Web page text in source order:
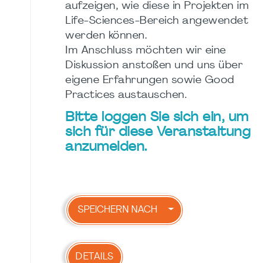
aufzeigen, wie diese in Projekten im
Life-Sciences-Bereich angewendet
werden können.
Im Anschluss möchten wir eine
Diskussion anstoßen und uns über
eigene Erfahrungen sowie Good
Practices austauschen.
Bitte loggen Sie sich ein, um
sich für diese Veranstaltung
anzumelden.
SPEICHERN NACH
DETAILS